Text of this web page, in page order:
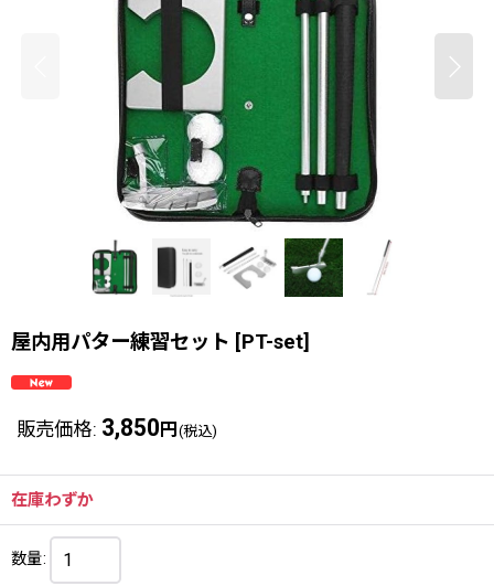
屋内用パター練習セット [PT-set]
販売価格: 3,850 円 (税込)
在庫わずか
数量: